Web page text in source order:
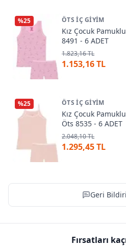
%25 ÖTS İÇ GIYIM
Kız Çocuk
8491 - 6 ADET
1.823,16 TL
1.153,16 TL
%25 ÖTS İÇ GIYIM
Kız Çocuk
Öts 8535 - 6 ADET
2.048,10 TL
1.295,45 TL
Geri
Fırsatları